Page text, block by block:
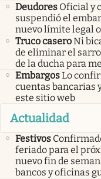
Deudores Oficial y
suspendió el
nuevo límite legal
Truco caseroNi
de eliminar el
de la ducha para
EmbargosLo
cuentas bancarias
este sitio web
Actualidad
Festivos
feriado para el
nuevo fin de
bancos y oficinas